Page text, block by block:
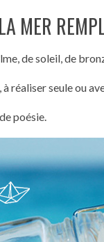
MER
de soleil, de
réaliser seule ou
poésie.